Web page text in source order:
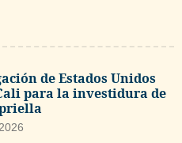
de Estados Unidos
para la investidura de